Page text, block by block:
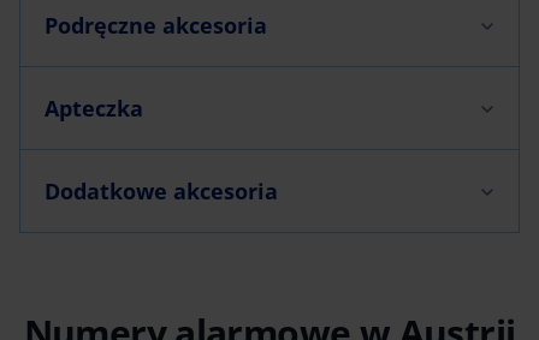
Podręczne akcesoria
Apteczka
Dodatkowe akcesoria